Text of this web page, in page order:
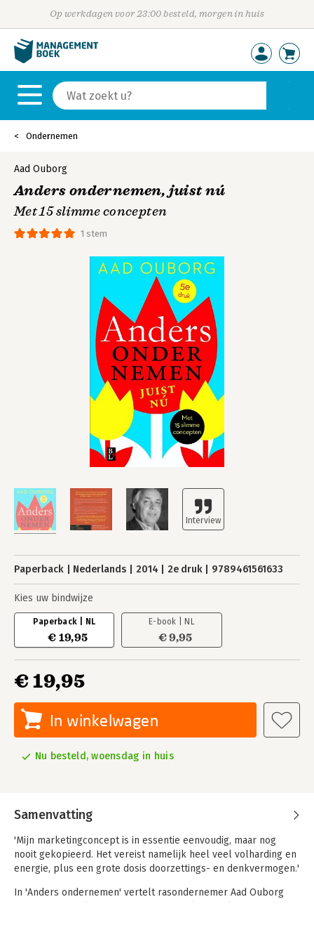
Op werkdagen voor 23:00 besteld, morgen in huis
Ondernemen
1 stem
Aad Ouborg
Anders ondernemen, juist nú
Met 15 slimme concepten
Paperback Nederlands 2014 2e druk 9789461561633
Kies uw bindwijze
Paperback | NL
€ 19,95
E-book | NL
€ 9,95
€ 19,95
In winkelwagen
Nu besteld, woensdag in huis
Samenvatting
'Mijn marketingconcept is in essentie eenvoudig, maar nog
nooit gekopieerd. Het vereist namelijk heel veel volharding en
energie, plus een grote dosis doorzettings- en denkvermogen.'
In 'Anders ondernemen' vertelt rasondernemer Aad Ouborg